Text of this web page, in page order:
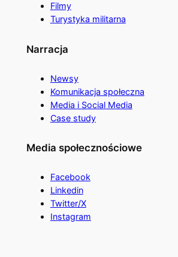
Filmy
Turystyka militarna
Narracja
Newsy
Komunikacja społeczna
Media i Social Media
Case study
Media społecznościowe
Facebook
Linkedin
Twitter/X
Instagram